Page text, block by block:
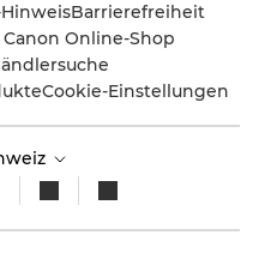
Barrierefreiheit
Online-Shop
Cookie-Einstellungen